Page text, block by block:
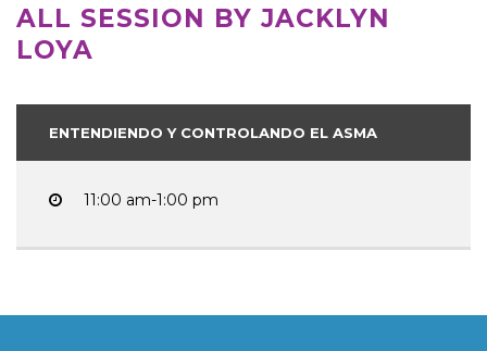
ALL SESSION BY JACKLYN
LOYA
ENTENDIENDO Y CONTROLANDO EL ASMA
11:00 am-1:00 pm